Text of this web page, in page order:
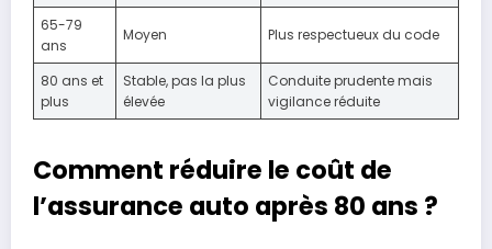
65-79
ans
Moyen Plus respectueux du code
80 ans et
plus
Stable, pas la plus
élevée
Conduite prudente mais
vigilance réduite
Comment réduire le coût de
l’assurance auto après 80 ans ?